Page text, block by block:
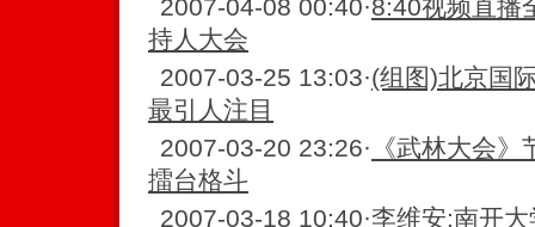
2007-04-08 00:40·8:40视频直播
持人大会
2007-03-25 13:03·(组图)北京国
最引人注目
2007-03-20 23:26· 《武林大会
擂台格斗
2007-03-18 10:40·李维安:南开